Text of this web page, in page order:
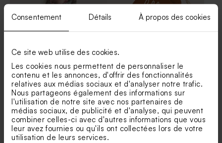
Consentement Détails À propos des cookies
Ce site web utilise des cookies.
Les cookies nous permettent de personnaliser le
contenu et les annonces, d'offrir des fonctionnalités
relatives aux médias sociaux et d'analyser notre trafic.
Nous partageons également des informations sur
l'utilisation de notre site avec nos partenaires de
médias sociaux, de publicité et d'analyse, qui peuvent
combiner celles-ci avec d'autres informations que vous
leur avez fournies ou qu'ils ont collectées lors de votre
utilisation de leurs services.
Fleurs séchées fête -
phallaris marron
Etiquette baptême
minimaliste photo
Etiquette baptême forme
d'ours